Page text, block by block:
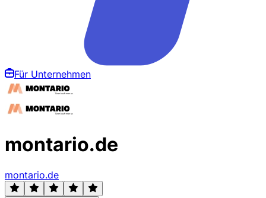
Für Unternehmen
montario.de
montario.de